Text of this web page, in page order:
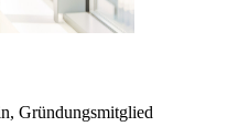
Gründungsmitglied